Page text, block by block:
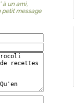
à un ami,
petit message